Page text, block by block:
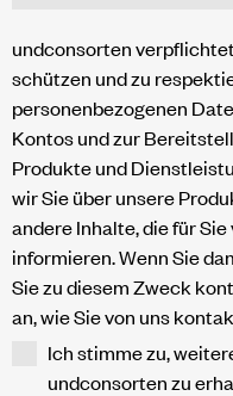
undconsorten
schützen und zu
personenbezogenen
Kontos und zur
Produkte und
wir Sie über unsere
andere Inhalte, die für
informieren. Wenn Sie
Sie zu diesem Zweck
an, wie Sie von uns
Ich stimme zu,
undconsorten zu